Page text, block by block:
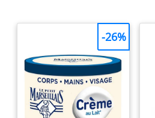
-26%